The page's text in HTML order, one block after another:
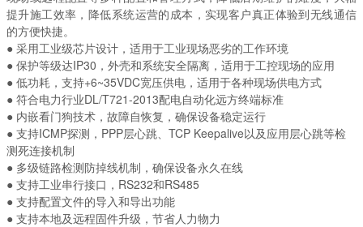
提升施工效率，降低系统运营的成本，实现客户真正体验到无线通信
的方便快捷。
● 采用工业级芯片设计，适用于工业现场恶劣的工作环境
● 保护等级达IP30，外壳和系统安全隔离，适用于工控现场的应用
● 低功耗，支持+6~35VDC宽压供电，适用于各种现场供电方式
● 符合电力行业DL/T721-2013配电自动化远方终端标准
● 内嵌看门狗技术，故障自恢复，确保设备稳定运行
● 支持ICMP探测，PPP层心跳、TCP Keepalive以及应用层心跳等检
测死连接机制
● 多级链路检测防掉线机制，确保设备永久在线
● 支持工业串行接口，RS232和RS485
● 支持配置文件的导入和导出功能
● 支持本地及远程固件升级，节省人力物力